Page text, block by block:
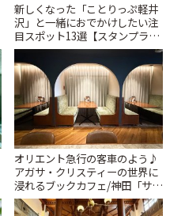
新しくなった「ことりっぷ軽井
沢」と一緒におでかけしたい注
目スポット13選【スタンプラリ
ー開催中】 | ことりっぷ
オリエント急行の客車のよう♪
アガサ・クリスティーの世界に
浸れるブックカフェ/神田「サロ
ンクリスティ」 | ことりっぷ